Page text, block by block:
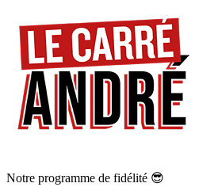
Notre programme de fidélité 😎